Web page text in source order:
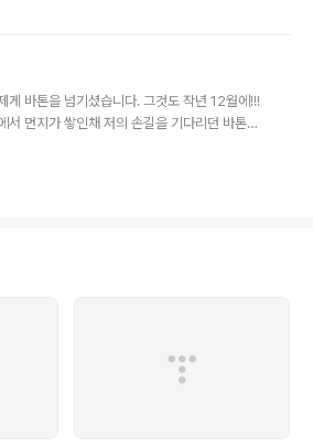
'막글쓰기'의 진수를 보여왔는데, 재준씨라는 블
인정한(쿨럭) 블로깅 팁 관련 블로그이기도 합
하는가하면... 왕이 되는 방법은 2가지입니다. 1.
에 의해 왕좌에 앉혀진다. 1.의 경우 성공 조건
게 바톤을 넘기셨습니다. 그것도 작년 12월에!!!
서 먼지가 쌓인채 저의 손길을 기다리던 바톤을
지고~) 바톤의 내용은 아이팟 랜덤 재생문답이
Davis and John Coltrane [Miles and J
저 By..